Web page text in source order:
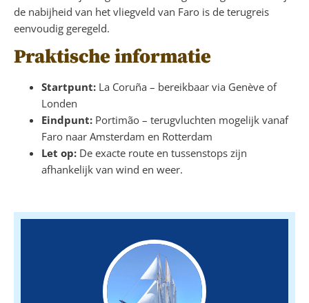
de nabijheid van het vliegveld van Faro is de terugreis
eenvoudig geregeld.
Praktische informatie
Startpunt: La Coruña – bereikbaar via Genève of
Londen
Eindpunt: Portimão – terugvluchten mogelijk vanaf
Faro naar Amsterdam en Rotterdam
Let op: De exacte route en tussenstops zijn
afhankelijk van wind en weer.